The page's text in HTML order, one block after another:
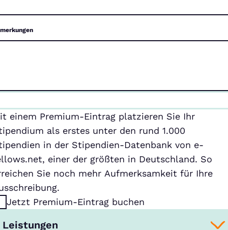
einem Premium-Eintrag platzieren Sie Ihr
als erstes unter den rund 1.000
in der Stipendien-Datenbank von e-
einer der größten in Deutschland. So
Sie noch mehr Aufmerksamkeit für Ihre
Jetzt Premium-Eintrag buchen
Leistungen